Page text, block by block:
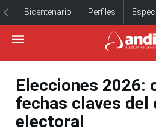
Bicentenario Perfiles
Elecciones 2026:
fechas claves del
electoral